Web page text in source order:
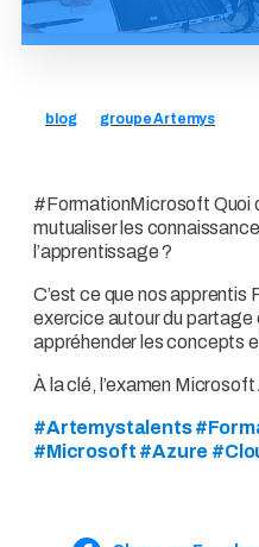
blog groupe Artemys
#FormationMicrosoft Quoi
mutualiser les
l’apprentissage ?
C’est ce que nos
exercice autour du partage
appréhender les concepts
À la clé, l’examen
#Artemystalents
#Microsoft #Azure